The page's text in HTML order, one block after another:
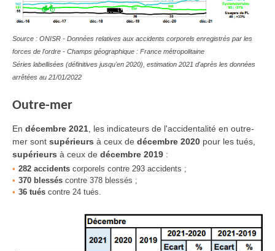
Source : ONISR - Données relatives aux accidents corporels enregistrés par les
forces de l'ordre - Champs géographique : France métropolitaine
Séries labellisées (définitives jusqu'en 2020), estimation 2021 d'après les données
arrêtées au 21/01/2022
Outre-mer
En décembre 2021 , les indicateurs de l'accidentalité en outre-
mer sont supérieurs à ceux de décembre 2020 pour les tués
supérieurs à ceux de décembre 2019 :
282 accidents corporels contre 293 accidents ;
370 blessés contre 378 blessés ;
36 tués contre 24 tués.